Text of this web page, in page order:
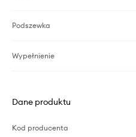
Podszewka
Wypełnienie
Dane produktu
Kod producenta